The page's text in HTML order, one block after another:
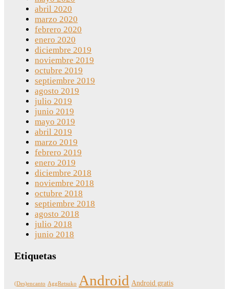
abril 2020
marzo 2020
febrero 2020
enero 2020
diciembre 2019
noviembre 2019
octubre 2019
septiembre 2019
agosto 2019
julio 2019
junio 2019
mayo 2019
abril 2019
marzo 2019
febrero 2019
enero 2019
diciembre 2018
noviembre 2018
octubre 2018
septiembre 2018
agosto 2018
julio 2018
junio 2018
Etiquetas
(Des)encanto AggRetsuko Android Android gratis